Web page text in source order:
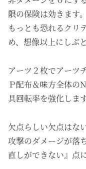
限の保険は効きます
もっとも恐れるクリ
め、想像以上にしぶ
アーツ２枚でアーツ
Ｐ配布＆味方全体の
具回転率を強化します
欠点らしい欠点はな
攻撃のダメージが落
直しができない』点